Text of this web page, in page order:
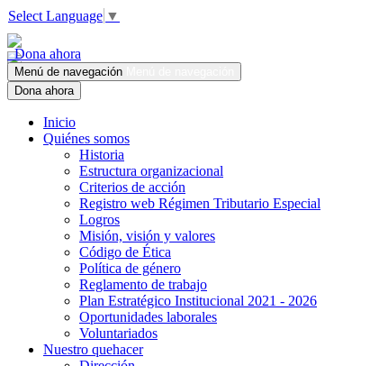
Select Language ▼
Dona ahora
Menú de navegación
Dona ahora
Inicio
Quiénes somos
Historia
Estructura organizacional
Criterios de acción
Registro web Régimen Tributario Especial
Logros
Misión, visión y valores
Código de Ética
Política de género
Reglamento de trabajo
Plan Estratégico Institucional 2021 - 2026
Oportunidades laborales
Voluntariados
Nuestro quehacer